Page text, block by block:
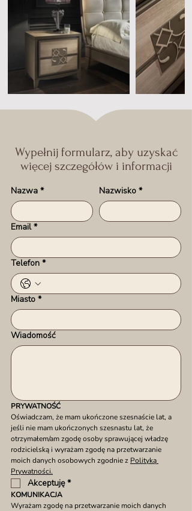
Wypełnij formularz, aby uzyskać
więcej szczegółów i informacji
Nazwa * Nazwisko *
Email *
Telefon *
Miasto *
Wiadomość
PRYWATNOŚĆ
Oświadczam, że mam ukończone szesnaście lat, a
jeśli nie mam ukończonych szesnastu lat, że
otrzymałem/am zgodę osoby sprawującej władzę
rodzicielską i wyrażam zgodę na przetwarzanie
moich danych osobowych zgodnie z Polityką
Prywatności.
Akceptuję *
KOMUNIKACJA
Wyrażam zgodę na przetwarzanie moich danych